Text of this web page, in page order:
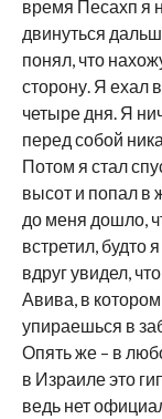
время Песахп я
двинуться
понял, что
сторону. Я ехал
четыре дня. Я
перед собой
Потом я стал
высот и попал в
до меня дошло,
встретил, будто
вдруг увидел,
Авива, в
упираешься в
Опять же – в
в Израиле это
ведь нет